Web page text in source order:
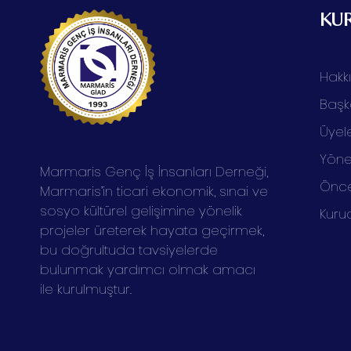
Marmaris Genç İş İnsanları Derneği,
Marmaris’in ticari ekonomik, sınai ve
sosyo kültürel gelişimine yönelik
projeler üreterek hayata geçirmek,
bu doğrultuda tavsiyelerde
bulunmak yardımcı olmak amacı
ile kurulmuştur.